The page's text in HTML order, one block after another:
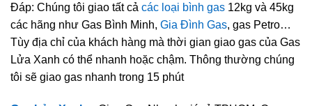
Đáp: Chúng tôi giao tất cả các loại bình gas 12kg và 45kg
các hãng như Gas Bình Minh, Gia Đình Gas, gas Petro…
Tùy địa chỉ của khách hàng mà thời gian giao gas của Gas
Lửa Xanh có thể nhanh hoặc chậm. Thông thường chúng
tôi sẽ giao gas nhanh trong 15 phút